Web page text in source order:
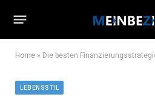
Home » Die besten Finanzierungsstrategien
LEBENSSTIL